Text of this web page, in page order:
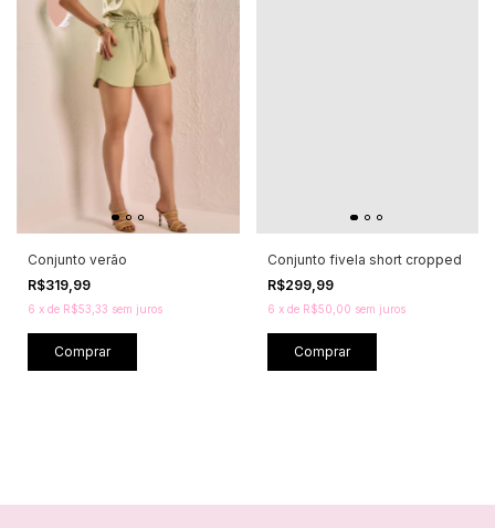
Conjunto verão
R$319,99
6 x de R$53,33 sem juros
Comprar
Conjunto fivela short cropped
R$299,99
6 x de R$50,00 sem juros
Comprar